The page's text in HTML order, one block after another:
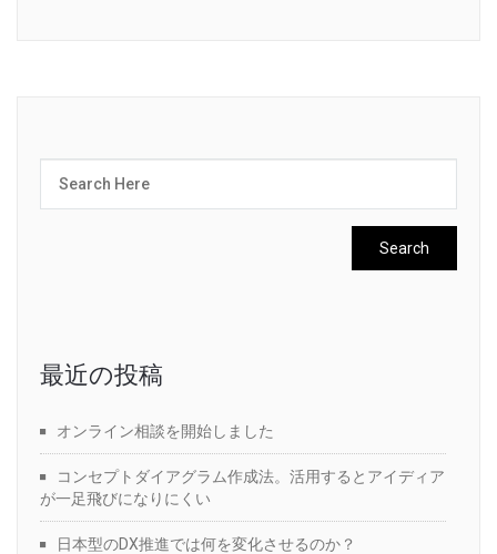
最近の投稿
オンライン相談を開始しました
コンセプトダイアグラム作成法。活用するとアイディア
が一足飛びになりにくい
日本型のDX推進では何を変化させるのか？